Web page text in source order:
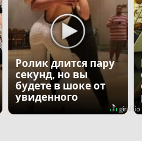
Ролик длится пару
секунд, но вы
будете в шоке от
увиденного